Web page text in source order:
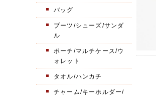
バッグ
ブーツ/シューズ/サンダ
ル
ポーチ/マルチケース/ウ
ォレット
タオル/ハンカチ
チャーム/キーホルダー/